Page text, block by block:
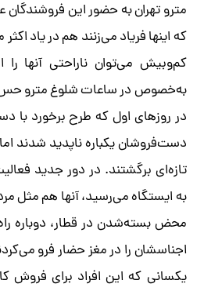
مترو تهران به حضور این
که اینها فریاد می‌زنند هم در یاد
کم‌وبیش می‌توان ناراحتی‌ آنها
به‌خصوص در ساعات شلوغ مترو
در روزهای اول که طرح برخورد با
دست‌فروشان یکباره ناپدید شدند
تازه‌ای برگشتند. در دور جدید
به ایستگاه می‌رسید، آنها هم مثل
محض بسته‌شدن در قطار، دوباره
اجناسشان را در مغز حضار فرو
یکسانی که این افراد برای فروش